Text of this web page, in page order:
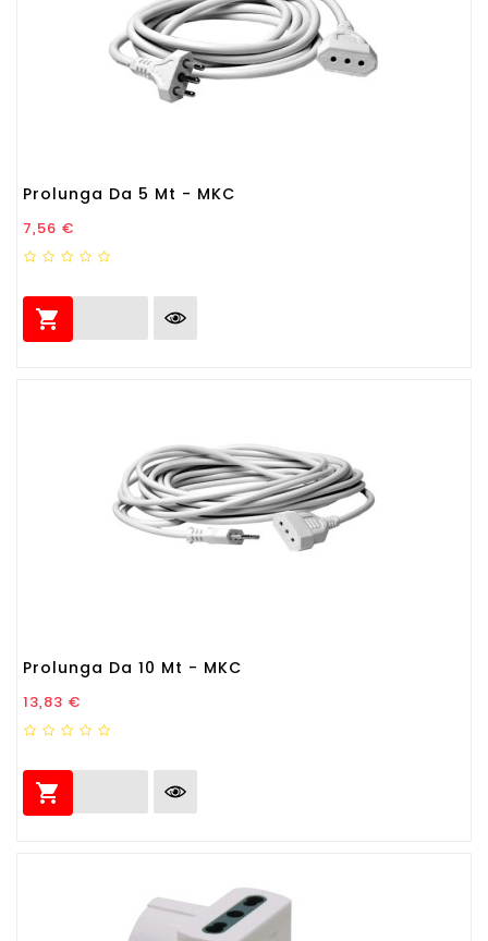
Prolunga Da 5 Mt - MKC
Prezzo
7,56 €

Prolunga Da 10 Mt - MKC
Prezzo
13,83 €
